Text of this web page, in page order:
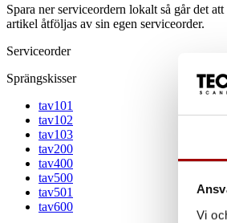
Vi
Spara ner serviceordern lokalt så går det
artikel åtföljas av sin egen serviceorder.
Serviceorder
Sprängskisser
tav101
tav102
tav103
tav200
tav400
tav500
tav501
tav600